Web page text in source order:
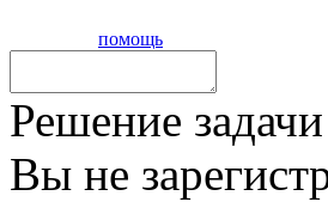
помощь
Решение
Вы не